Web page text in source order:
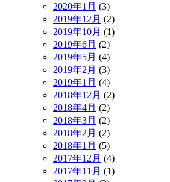
2020年1月 (3)
2019年12月 (2)
2019年10月 (1)
2019年6月 (2)
2019年5月 (4)
2019年2月 (3)
2019年1月 (4)
2018年12月 (2)
2018年4月 (2)
2018年3月 (2)
2018年2月 (2)
2018年1月 (5)
2017年12月 (4)
2017年11月 (1)